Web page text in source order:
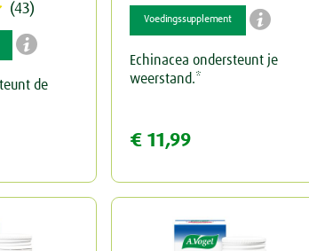
(43)

de
Voedingssupplement 
Echinacea ondersteunt je
weerstand.*
€ 11,99